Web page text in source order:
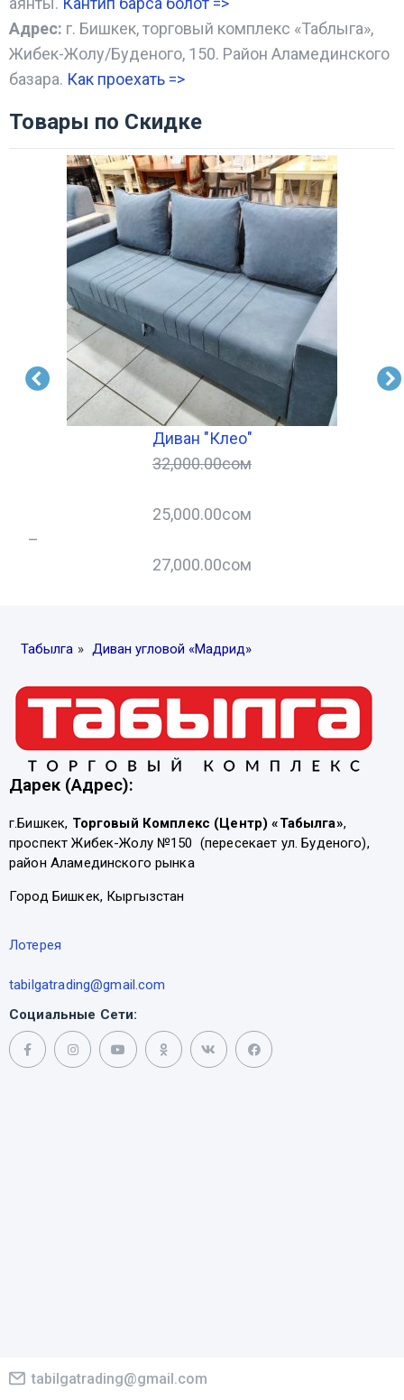
Адрес: г. Бишкек, торговый комплекс «Таблыга»,
Жибек-Жолу/Буденого, 150. Район Аламединского
базара. Как проехать =>
Товары по Скидке
Диван "Клео"
32,000.00сом
25,000.00сом
–
27,000.00сом
Табылга » Диван угловой «Мадрид»
Дарек (Адрес):
г.Бишкек, Торговый Комплекс (Центр) «Табылга»,
проспект Жибек-Жолу №150 (пересекает ул. Буденого),
район Аламединского рынка
Город Бишкек, Кыргызстан
Лотерея
tabilgatrading@gmail.com
Социальные Сети:
tabilgatrading@gmail.com